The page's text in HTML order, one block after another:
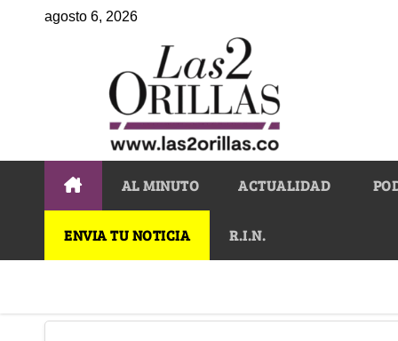
agosto 6, 2026
AL MINUTO ACTUALIDAD
ENVIA TU NOTICIA R.I.N.